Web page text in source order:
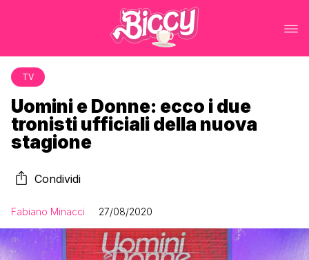
TV
Uomini e Donne: ecco i due
tronisti ufficiali della nuova
stagione
Condividi
Fabiano Minacci 27/08/2020